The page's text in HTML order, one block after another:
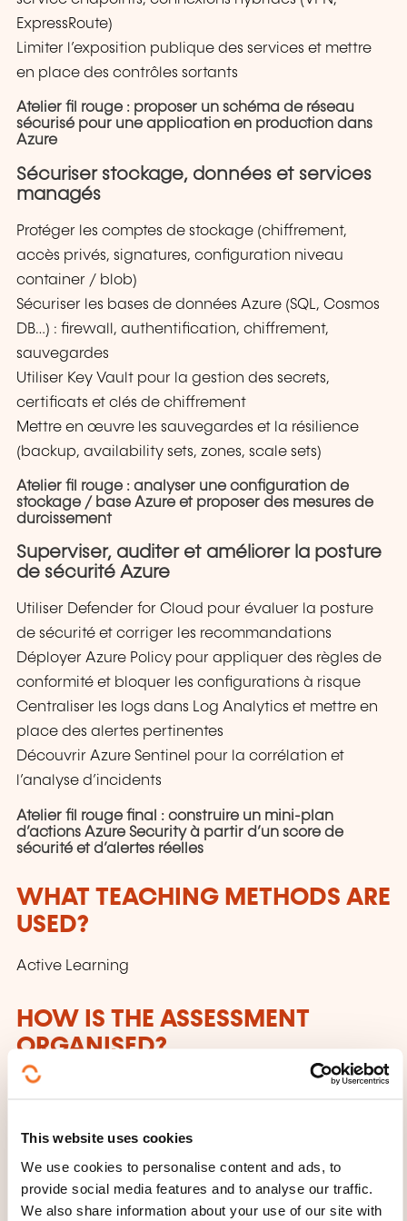
This website uses cookies
We use cookies to personalise content and ads, to
provide social media features and to analyse our traffic.
We also share information about your use of our site with
ExpressRoute)
Limiter l’exposition publique des services et mettre
en place des contrôles sortants
Atelier fil rouge : proposer un schéma de réseau
sécurisé pour une application en production dans
Azure
Sécuriser stockage, données et services
managés
Protéger les comptes de stockage (chiffrement,
accès privés, signatures, configuration niveau
container / blob)
Sécuriser les bases de données Azure (SQL, Cosmos
DB…) : firewall, authentification, chiffrement,
sauvegardes
Utiliser Key Vault pour la gestion des secrets,
certificats et clés de chiffrement
Mettre en œuvre les sauvegardes et la résilience
(backup, availability sets, zones, scale sets)
Atelier fil rouge : analyser une configuration de
stockage / base Azure et proposer des mesures de
durcissement
Superviser, auditer et améliorer la posture
de sécurité Azure
Utiliser Defender for Cloud pour évaluer la posture
de sécurité et corriger les recommandations
Déployer Azure Policy pour appliquer des règles de
conformité et bloquer les configurations à risque
Centraliser les logs dans Log Analytics et mettre en
place des alertes pertinentes
Découvrir Azure Sentinel pour la corrélation et
l’analyse d’incidents
Atelier fil rouge final : construire un mini-plan
d’actions Azure Security à partir d’un score de
sécurité et d’alertes réelles
WHAT TEACHING METHODS ARE
USED?
Active Learning
HOW IS THE ASSESSMENT
ORGANISED?
contrôle continu ou certification si prévue dans le
WHEN WILL THE NEXT SESSION
TAKE PLACE?